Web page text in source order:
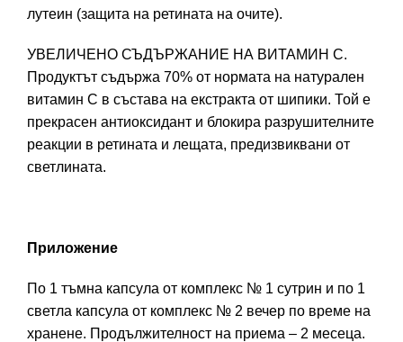
лутеин (защита на ретината на очите).
УВЕЛИЧЕНО СЪДЪРЖАНИЕ НА ВИТАМИН С.
Продуктът съдържа 70% от нормата на натурален
витамин С в състава на екстракта от шипики. Той е
прекрасен антиоксидант и блокира разрушителните
реакции в ретината и лещата, предизвиквани от
светлината.
Приложение
По 1 тъмна капсула от комплекс № 1 сутрин и по 1
светла капсула от комплекс № 2 вечер по време на
хранене. Продължителност на приема – 2 месеца.